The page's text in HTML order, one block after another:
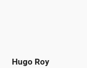
Hugo Roy